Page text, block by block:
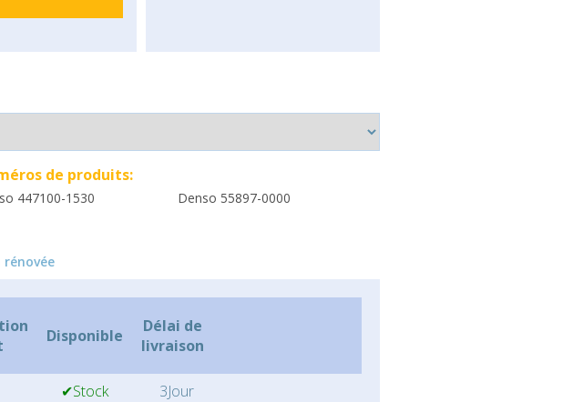
de produits:
447100-1530 Denso 55897-0000
Disponible
Délai de
livraison
✔Stock 3Jour